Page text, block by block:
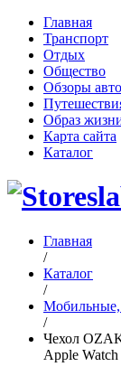
Главная
Транспорт
Отдых
Общество
Обзоры авто
Образ
Карта сайта
Каталог
Главная
/
Каталог
/
Мобильные,
/
Чехол
Apple